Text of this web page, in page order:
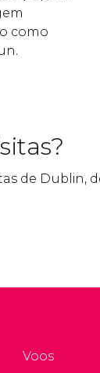
como
de Dublin,
Voos